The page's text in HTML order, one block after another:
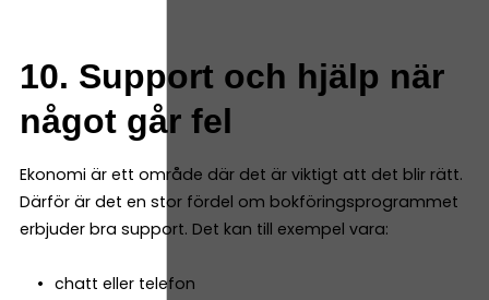
10. Support och hjälp när
något går fel
Ekonomi är ett område där det är viktigt att det blir rätt.
Därför är det en stor fördel om bokföringsprogrammet
erbjuder bra support. Det kan till exempel vara:
chatt eller telefon